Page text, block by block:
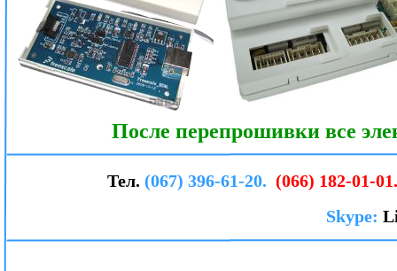
Тел. (067) 396-61-20. (066) 182-01-01.
После перепрошивки все
Skype: